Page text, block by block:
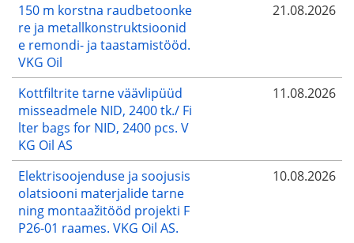
150 m korstna raudbetoonke
re ja metallkonstruktsioonid
e remondi- ja taastamistööd.
VKG Oil
21.08.2026
Kottfiltrite tarne väävlipüüd
misseadmele NID, 2400 tk./ Fi
lter bags for NID, 2400 pcs. V
KG Oil AS
11.08.2026
Elektrisoojenduse ja soojusis
olatsiooni materjalide tarne
ning montaažitööd projekti F
P26-01 raames. VKG Oil AS.
10.08.2026